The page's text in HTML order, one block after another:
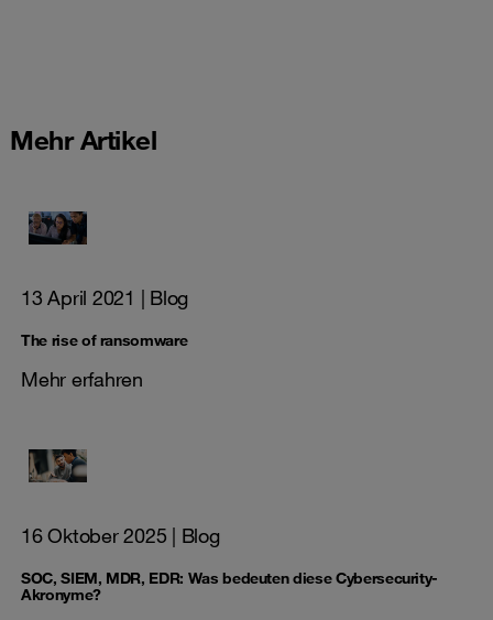
Mehr Artikel
13 April 2021 | Blog
The rise of ransomware
Mehr erfahren
16 Oktober 2025 | Blog
SOC, SIEM, MDR, EDR: Was bedeuten diese Cybersecurity-
Akronyme?